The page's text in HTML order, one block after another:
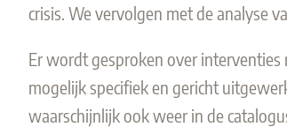
crisis. We vervolgen met de analyse
Er wordt gesproken over
mogelijk specifiek en gericht
waarschijnlijk ook weer in de